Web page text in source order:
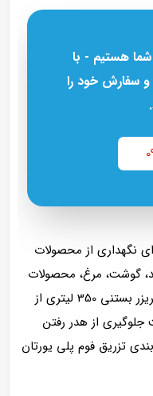
شما هستیم - با
و سفارش خود را
نگهداری از محصولات
گوشت، مرغ، محصولات
لبنی و پروتئینی و... می باشد. بدنه فریزر بستنی 350 لیتری از
از هدر رفتن
تزریق فوم پلی یورتان